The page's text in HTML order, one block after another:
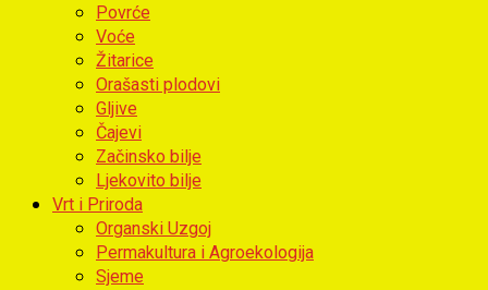
Povrće
Voće
Žitarice
Orašasti plodovi
Gljive
Čajevi
Začinsko bilje
Ljekovito bilje
Vrt i Priroda
Organski Uzgoj
Permakultura i Agroekologija
Sjeme